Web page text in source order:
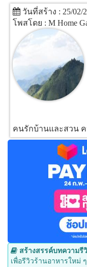
วันที่สร้าง : 25/02/
โพสโดย : M Home
คนรักบ้านและสวน
สร้างสรรค์บทความรี
เพื่อรีวิวร้านอาหารใหม่